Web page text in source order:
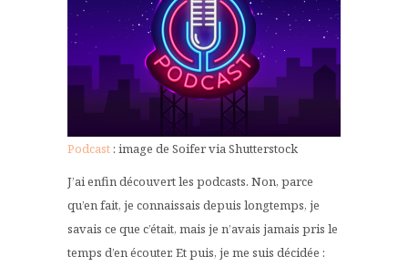
Podcast : image de Soifer via Shutterstock
J’ai enfin découvert les podcasts. Non, parce
qu’en fait, je connaissais depuis longtemps, je
savais ce que c’était, mais je n’avais jamais pris le
temps d’en écouter. Et puis, je me suis décidée :